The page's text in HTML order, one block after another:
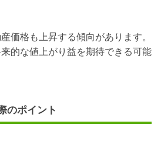
価格も上昇する傾向があります。
的な値上がり益を期待できる可能
のポイント